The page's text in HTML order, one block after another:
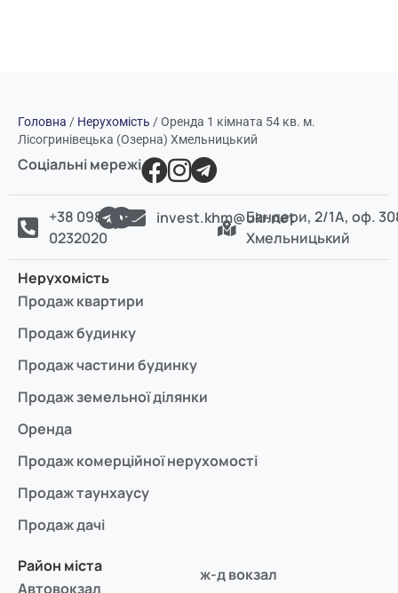
Головна / Нерухомість /Оренда 1 кімната 54 кв. м.
Лісогринівецька (Озерна) Хмельницький
Соціальні мережі
+38 098
0232020
invest.khm@ukr.netБандери, 2/1А, оф.
Хмельницький
Нерухомість
Продаж квартири
Продаж будинку
Продаж частини будинку
Продаж земельної ділянки
Оренда
Продаж комерційної нерухомості
Продаж таунхаусу
Продаж дачі
Район міста
Автовокзал
ж-д вокзал